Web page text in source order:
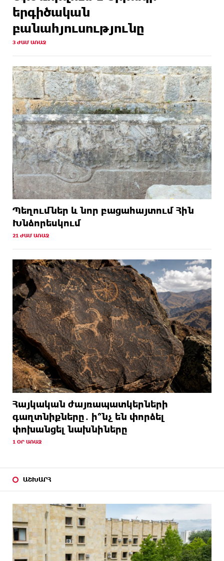
երգիծական
բանահյուսությունը
3 ԺԱՄ ԱՌԱՋ
Պեղումներ և նոր բացահայտում Հին
Խնձորեսկում
21 ԺԱՄ ԱՌԱՋ
Հայկական ժայռապատկերների
գաղտնիքները․ ի՞նչ են փորձել
փոխանցել նախնիները
1 ՕՐ ԱՌԱՋ
ԱՇԽԱՐՀ